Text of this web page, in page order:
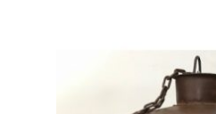
woonaccessoires